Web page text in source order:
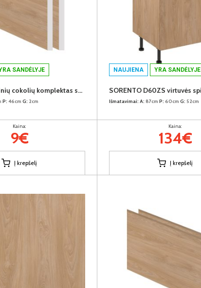
SANDĖLYJE
SORENTO šoninių cokolių komplektas spintelėms 46cm (2vnt.) (Puccini)
P: 46cm G: 2cm
Kaina:
9€
Į krepšelį
NAUJIENA YRA SANDĖLYJE
Išmatavimai: A: 87cm P: 60cm G: 52cm
Kaina:
134€
Į krepšelį